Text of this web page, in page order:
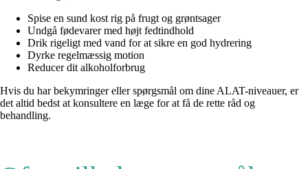
Spise en sund kost rig på frugt og grøntsager
Undgå fødevarer med højt fedtindhold
Drik rigeligt med vand for at sikre en god hydrering
Dyrke regelmæssig motion
Reducer dit alkoholforbrug
Hvis du har bekymringer eller spørgsmål om dine ALAT-niveauer, er
det altid bedst at konsultere en læge for at få de rette råd og
behandling.